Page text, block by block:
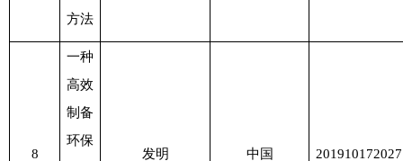
方法
8
一种
高效
制备
环保
发明 中国